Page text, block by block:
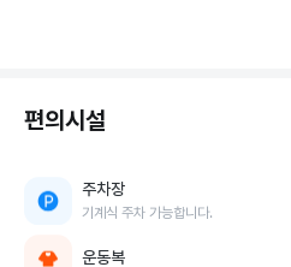
편의시설
주차장
기계식 주차 가능합니다.
운동복